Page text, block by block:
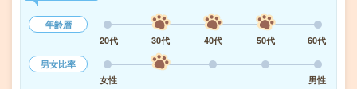
年齢層
20代
30代 40代 50代
60代
男女比率
女性
男性